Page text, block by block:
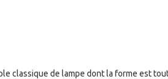
classique de lampe dont la forme est